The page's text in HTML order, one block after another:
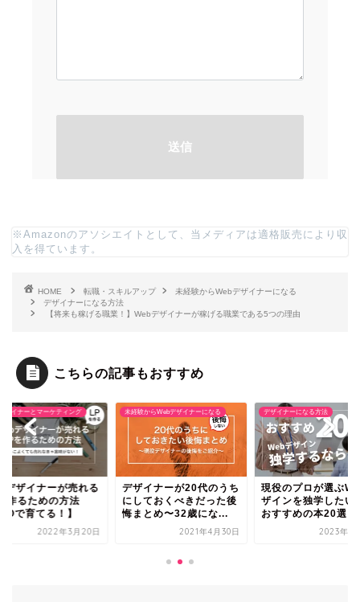
※Amazonのアソシエイトとして、当メディアは適格販売により収
入を得ています。
HOME 転職・スキルアップ
未経験からWebデザイナーになる
デザイナーになる方法
【将来も稼げる職業！】Webデザイナーが稼げる職業である5つの理由
こちらの記事もおすすめ
ティング
が売れる
方法
！】
年3月20日
未経験からWebデザイナーになる
デザイナーが20代のうち
にしておくべきだった後
悔まとめ〜32歳にな...
2021年4月30日
デザイナーになる方法
現役のプロが選ぶWebデ
ザインを独学したい方に
おすすめの本20選【...
2023年9月11日